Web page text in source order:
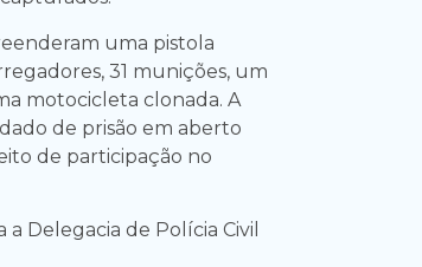
uma pistola
31 munições, um
motocicleta clonada. A
de prisão em aberto
de participação no
Delegacia de Polícia Civil